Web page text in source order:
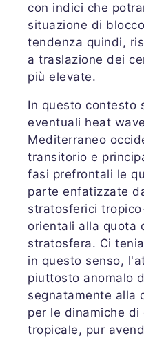
con indici che
situazione di
tendenza quindi,
a traslazione dei
più elevate.
In questo contesto
eventuali heat
Mediterraneo
transitorio e
fasi prefrontali le
parte enfatizzate
stratosferici
orientali alla quota
stratosfera. Ci
in questo senso,
piuttosto anomalo
segnatamente alla
per le dinamiche
tropicale, pur